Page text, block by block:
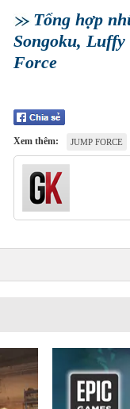
Tổng hợp
Songoku,
Force
Xem thêm: JUMP FORCE